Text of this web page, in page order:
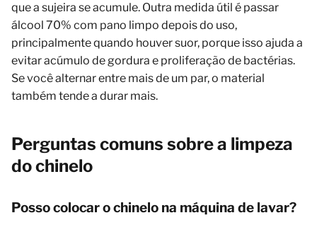
que a sujeira se acumule. Outra medida útil é passar
álcool 70% com pano limpo depois do uso,
principalmente quando houver suor, porque isso ajuda a
evitar acúmulo de gordura e proliferação de bactérias.
Se você alternar entre mais de um par, o material
também tende a durar mais.
Perguntas comuns sobre a limpeza
do chinelo
Posso colocar o chinelo na máquina de lavar?